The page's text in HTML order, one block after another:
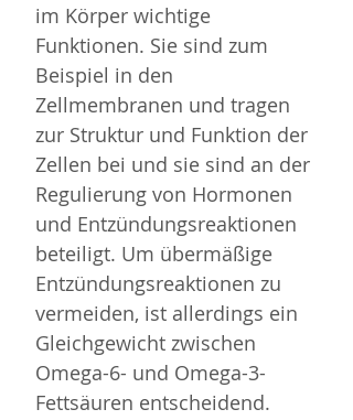
im Körper wichtige
Funktionen. Sie sind zum
Beispiel in den
Zellmembranen und tragen
zur Struktur und Funktion der
Zellen bei und sie sind an der
Regulierung von Hormonen
und Entzündungsreaktionen
beteiligt. Um übermäßige
Entzündungsreaktionen zu
vermeiden, ist allerdings ein
Gleichgewicht zwischen
Omega-6- und Omega-3-
Fettsäuren entscheidend.